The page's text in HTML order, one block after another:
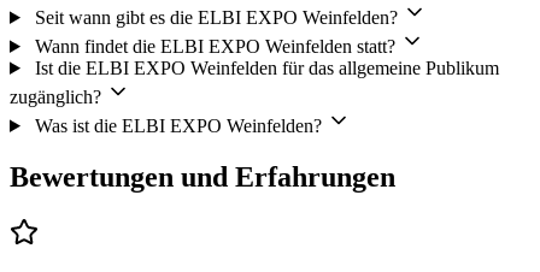
Seit wann gibt es die ELBI EXPO Weinfelden?
Wann findet die ELBI EXPO Weinfelden statt?
Ist die ELBI EXPO Weinfelden für das allgemeine Publikum
zugänglich?
Was ist die ELBI EXPO Weinfelden?
Bewertungen und Erfahrungen